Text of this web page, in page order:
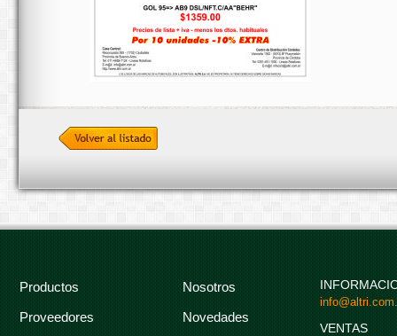
Productos
Nosotros
Proveedores
Novedades
VENTAS